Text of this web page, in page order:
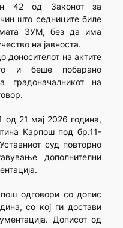
42 од Законот за
што седниците биле
ЗУМ, без да има
на јавноста.
доносителот на актите
и беше побарано
градоначалникот на
од 21 мај 2026 година,
Карпош под бр.11-
суд повторно
дополнителни
одговори со допис
со кој ги достави
Дописот од